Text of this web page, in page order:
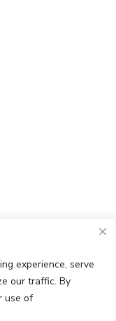
experience, serve
our traffic. By
use ofE LE